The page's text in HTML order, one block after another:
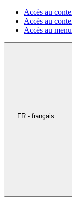
Accès au
Accès au
Accès au
FR - français